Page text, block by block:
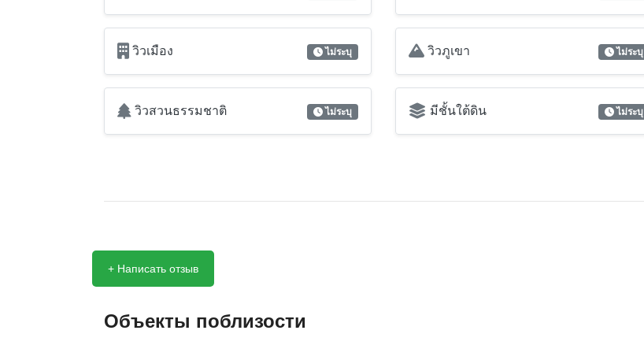
วิวเมือง ไม่ระบุ วิวภูเขา ไม่ระบุ
วิวสวนธรรมชาติ ไม่ระบุ มีชั้นใต้ดิน ไม่ระบุ
+ Написать отзыв
Объекты поблизости